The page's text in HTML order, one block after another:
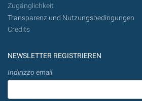
Zugänglichkeit
Transparenz und Nutzungsbedingungen
Credits
NEWSLETTER REGISTRIEREN
Indirizzo email